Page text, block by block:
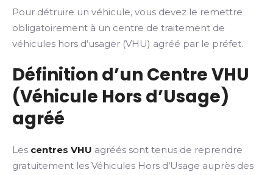
Pour détruire un véhicule, vous devez le remettre
obligatoirement à un centre de traitement de
véhicules hors d’usager (VHU) agréé par le préfet.
Définition d’un Centre VHU
(Véhicule Hors d’Usage)
agréé
Les centres VHU agréés sont tenus de reprendre
gratuitement les Véhicules Hors d’Usage auprès des